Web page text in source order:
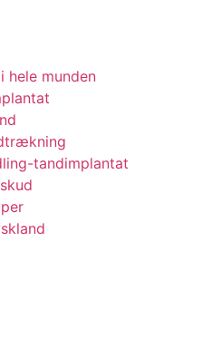
hele munden
tandimplantat